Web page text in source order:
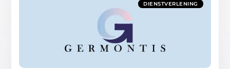
DIENSTVERLENING